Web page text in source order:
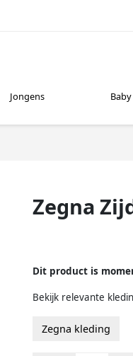
Jongens Baby
Zegna
Dit product is
Bekijk relevante
Zegna kleding